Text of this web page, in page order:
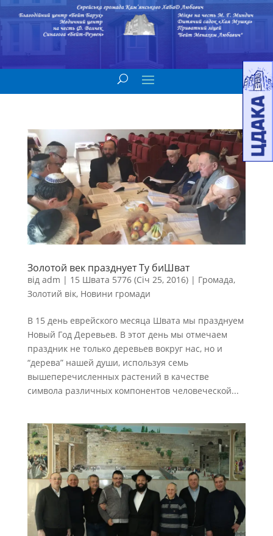
Золотой век празднует Ту биШват
від adm | 15 Швата 5776 (Січ 25, 2016)| Громада,
Золотий вік, Новини громади
В 15 день еврейского месяца Швата мы празднуем
Новый Год Деревьев. В этот день мы отмечаем
праздник не только деревьев вокруг нас, но и
“дерева” нашей души, используя семь
вышеперечисленных растений в качестве
символа различных компонентов человеческой...